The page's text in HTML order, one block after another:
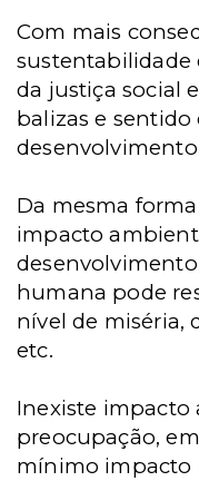
Com mais
sustentabilidade
da justiça social
balizas e sentido
Da mesma
impacto
humana pode
nível de miséria,
etc.
Inexiste impacto
preocupação,
mínimo impacto